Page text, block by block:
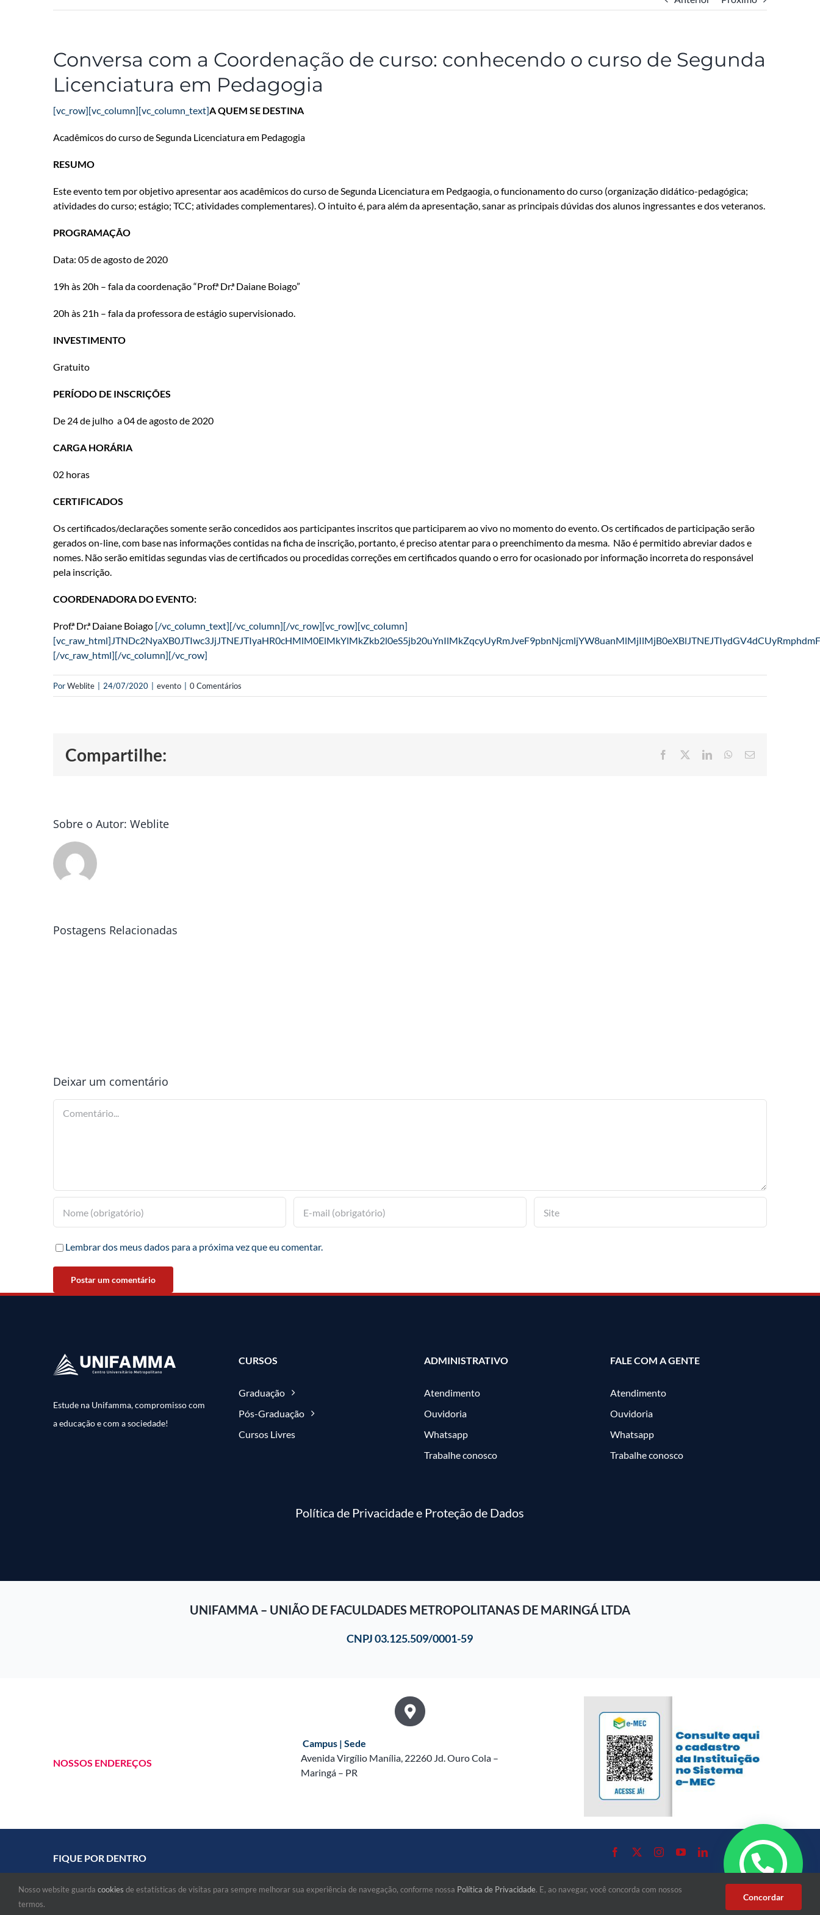
Conversa com a Coordenação de curso: conhecendo o curso de Segunda
Licenciatura em Pedagogia
[vc_row][vc_column][vc_column_text]A QUEM SE DESTINA
Acadêmicos do curso de Segunda Licenciatura em Pedagogia
RESUMO
Este evento tem por objetivo apresentar aos acadêmicos do curso de Segunda Licenciatura em Pedgaogia, o funcionamento do curso (organização didático-pedagógica;
atividades do curso; estágio; TCC; atividades complementares). O intuito é, para além da apresentação, sanar as principais dúvidas dos alunos ingressantes e dos veteranos.
PROGRAMAÇÃO
Data: 05 de agosto de 2020
19h às 20h – fala da coordenação “Prof.ª Dr.ª Daiane Boiago”
20h às 21h – fala da professora de estágio supervisionado.
INVESTIMENTO
Gratuito
PERÍODO DE INSCRIÇÕES
De 24 de julho a 04 de agosto de 2020
CARGA HORÁRIA
02 horas
CERTIFICADOS
Os certificados/declarações somente serão concedidos aos participantes inscritos que participarem ao vivo no momento do evento. Os certificados de participação serão
gerados on-line, com base nas informações contidas na ficha de inscrição, portanto, é preciso atentar para o preenchimento da mesma. Não é permitido abreviar dados e
nomes. Não serão emitidas segundas vias de certificados ou procedidas correções em certificados quando o erro for ocasionado por informação incorreta do responsável
pela inscrição.
COORDENADORA DO EVENTO:
Prof.ª Dr.ª Daiane Boiago [/vc_column_text][/vc_column][/vc_row][vc_row][vc_column]
[/vc_raw_html][/vc_column][/vc_row]
PorWeblite 24/07/2020 evento 0 Comentários
Compartilhe: Facebook LinkedInWhatsApp
E-
Sobre o Autor: Weblite
Postagens Relacionadas
Deixar um comentário
Lembrar dos meus dados para a próxima vez que eu comentar.
Estude na Unifamma, compromisso com
a educação e com a sociedade!
CURSOS
Graduação
Pós-Graduação
Cursos Livres
ADMINISTRATIVO
Atendimento
Ouvidoria
Whatsapp
Trabalhe conosco
FALE COM A GENTE
Atendimento
Ouvidoria
Whatsapp
Trabalhe conosco
Política de Privacidade e Proteção de Dados
UNIFAMMA – UNIÃO DE FACULDADES METROPOLITANAS DE MARINGÁ LTDA
CNPJ 03.125.509/0001-59
NOSSOS ENDEREÇOS
Campus | Sede
Avenida Virgílio Manília, 22260 Jd. Ouro Cola –
Maringá – PR
FIQUE POR DENTRO
Nosso website guarda cookies de estatísticas de visitas para sempre melhorar sua experiência de navegação, conforme nossa Política de Privacidade. E, ao navegar, você concorda com nossos
termos.
Concordar